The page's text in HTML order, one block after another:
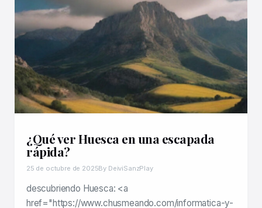
¿Qué ver Huesca en una escapada
rápida?
25 de octubre de 2025By DeiviSanzPlay
descubriendo Huesca: <a
href="https://www.chusmeando.com/informatica-y-